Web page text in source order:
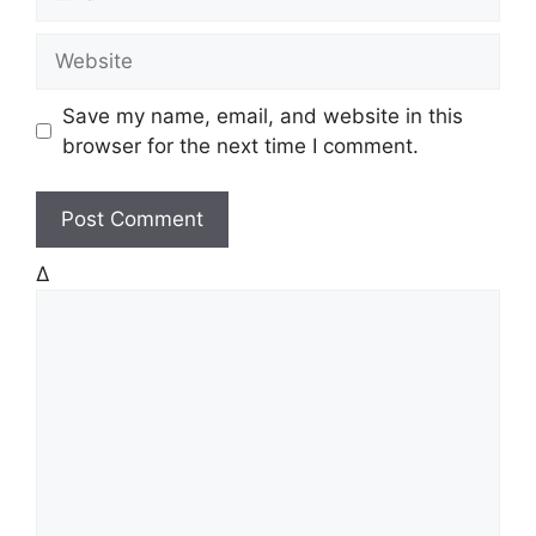
s
t
Save my name, email, and website in this
browser for the next time I comment.
Δ